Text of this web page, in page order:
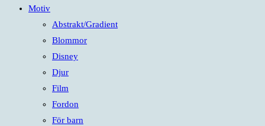
Motiv
Abstrakt/Gradient
Blommor
Disney
Djur
Film
Fordon
För barn